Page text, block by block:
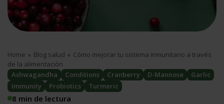
Home » Blog salud » Cómo mejorar tu sistema inmunitario a través
de la alimentación
Ashwagandha
Conditions Cranberry D-Mannose
Garlic
Immunity
Probiotics Turmeric
8 min de lectura